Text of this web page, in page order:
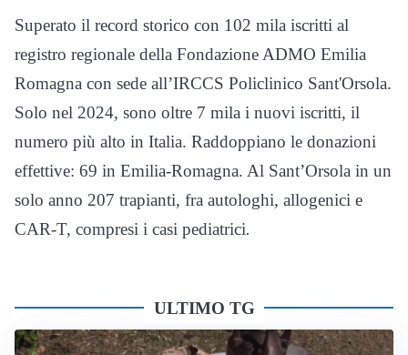
Superato il record storico con 102 mila iscritti al
registro regionale della Fondazione ADMO Emilia
Romagna con sede all’IRCCS Policlinico Sant'Orsola.
Solo nel 2024, sono oltre 7 mila i nuovi iscritti, il
numero più alto in Italia. Raddoppiano le donazioni
effettive: 69 in Emilia-Romagna. Al Sant’Orsola in un
solo anno 207 trapianti, fra autologhi, allogenici e
CAR-T, compresi i casi pediatrici.
ULTIMO TG